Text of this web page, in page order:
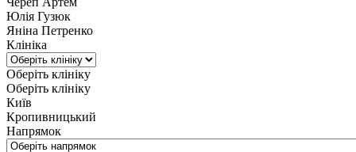
Юлія Гузюк
Яніна Петренко
Клініка
Оберіть клініку
Оберіть клініку
Київ
Кропивницький
Напрямок